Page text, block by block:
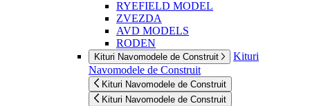
RYEFIELD MODEL
ZVEZDA
AVD MODELS
RODEN
Kituri Navomodele de Construit
Kituri
Navomodele de Construit
Kituri Navomodele de Construit
Kituri Navomodele de Construit